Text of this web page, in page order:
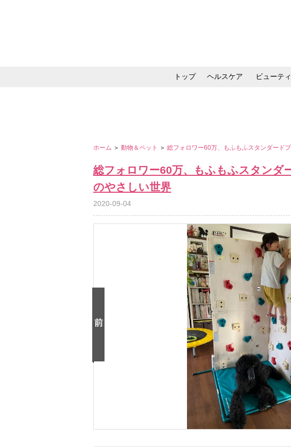
トップ ヘルスケア ビューティ
ホーム ＞ 動物＆ペット ＞ 総フォロワー60万、もふもふスタンダード
総フォロワー60万、もふもふスタンダ
のやさしい世界
2020-09-04